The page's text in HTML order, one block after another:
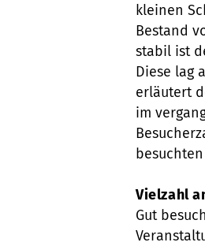
kleinen
Bestand
stabil ist
Diese lag
erläutert
im
Vielzahl
Gut